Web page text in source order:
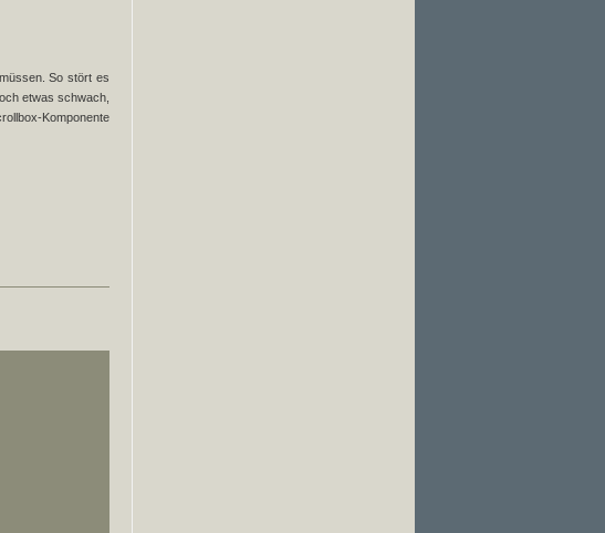
So stört es
etwas schwach,
Komponente